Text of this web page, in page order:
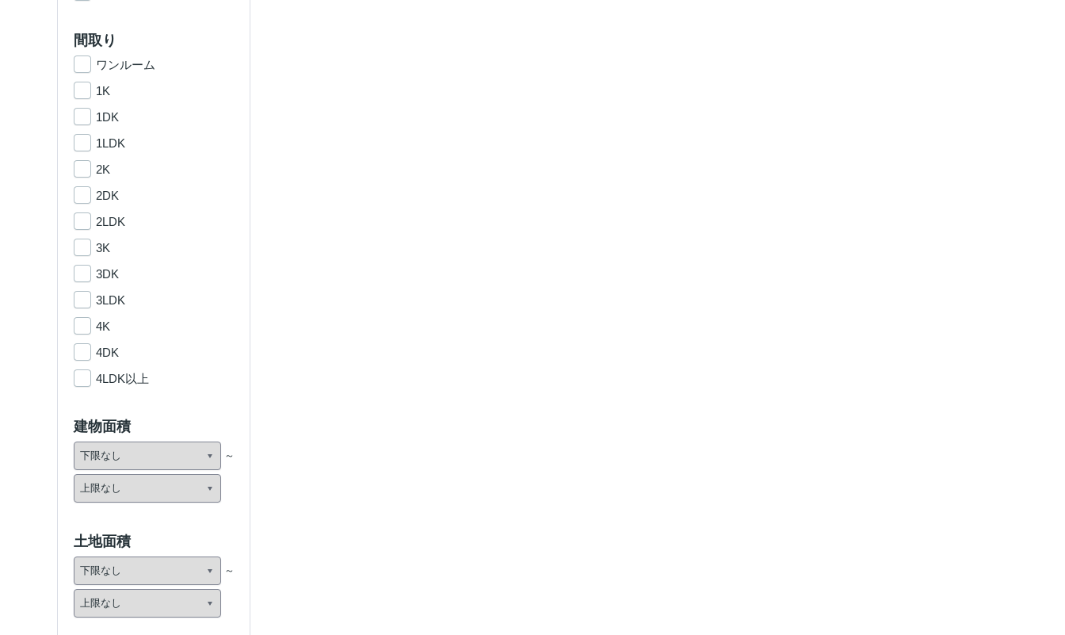
間取り
ワンルーム
1K
1DK
1LDK
2K
2DK
2LDK
3K
3DK
3LDK
4K
4DK
4LDK以上
建物面積
土地面積